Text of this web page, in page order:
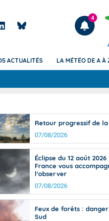
Articles
4
de
Phénomènes
Avertissement pluies
des communes (Apic)
Bulletins Marine
Bulletins d'estimation
d'avalanche
Météo des forêts
Vigicrues
ACTUALITÉS LA MÉTÉO DE A À
Retour progressif de
07/08/2026
Éclipse du 12 août
France vous
l'observer
07/08/2026
Feux de forêts :
Sud